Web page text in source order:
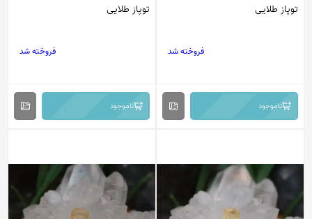
توپاز طلایی
فروخته شد
ناموجود
توپاز طلایی
فروخته شد
ناموجود